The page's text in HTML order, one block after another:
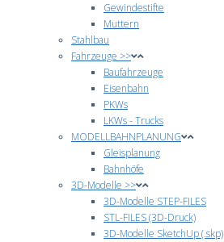
Gewindestifte
Muttern
Stahlbau
Fahrzeuge >>
Baufahrzeuge
Eisenbahn
PKWs
LKWs - Trucks
MODELLBAHNPLANUNG
Gleisplanung
Bahnhöfe
3D-Modelle >>
3D-Modelle STEP-FILES
STL-FILES (3D-Druck)
3D-Modelle SketchUp (.skp)